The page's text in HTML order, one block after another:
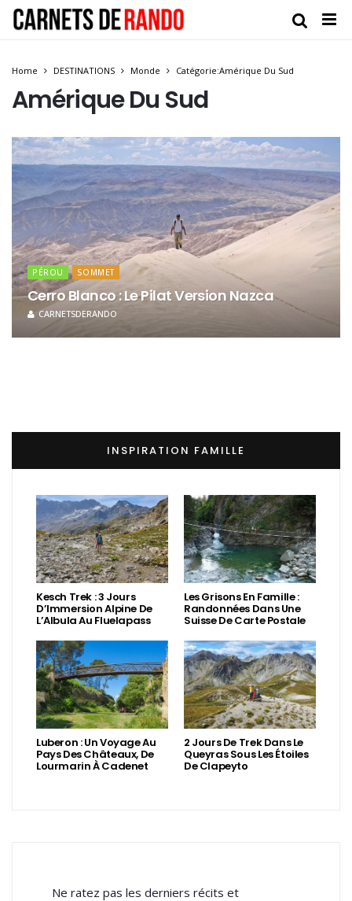
Home DESTINATIONS Monde Catégorie:Amérique Du Sud
Amérique Du Sud
PÉROU SOMMET
Cerro Blanco : Le Pilat Version Nazca
CARNETSDERANDO
INSPIRATION FAMILLE
Kesch Trek : 3 Jours
D’Immersion Alpine De
L’Albula Au Fluelapass
Les Grisons En Famille :
Randonnées Dans Une
Suisse De Carte Postale
Luberon : Un Voyage Au
Pays Des Châteaux, De
Lourmarin À Cadenet
2 Jours De Trek Dans Le
Queyras Sous Les Étoiles
De Clapeyto
Ne ratez pas les derniers récits et